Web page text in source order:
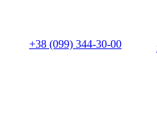
+38 (099) 344-30-00